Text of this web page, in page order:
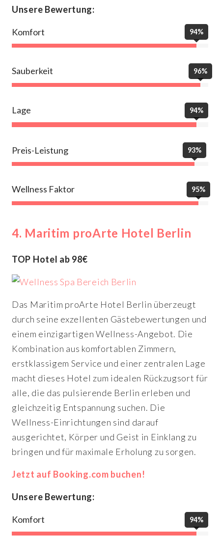
Unsere Bewertung:
Komfort 94%
Sauberkeit 96%
Lage 94%
Preis-Leistung 93%
Wellness Faktor 95%
4. Maritim proArte Hotel Berlin
TOP Hotel ab 98€
Das Maritim proArte Hotel Berlin überzeugt
durch seine exzellenten Gästebewertungen und
einem einzigartigen Wellness-Angebot. Die
Kombination aus komfortablen Zimmern,
erstklassigem Service und einer zentralen Lage
macht dieses Hotel zum idealen Rückzugsort für
alle, die das pulsierende Berlin erleben und
gleichzeitig Entspannung suchen. Die
Wellness-Einrichtungen sind darauf
ausgerichtet, Körper und Geist in Einklang zu
bringen und für maximale Erholung zu sorgen.
Jetzt auf Booking.com buchen!
Unsere Bewertung:
Komfort 94%